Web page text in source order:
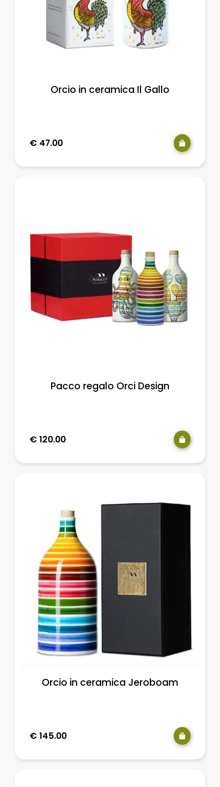
Orcio in ceramica Il Gallo
€ 47.00
Pacco regalo Orci Design
€ 120.00
Orcio in ceramica Jeroboam
€ 145.00